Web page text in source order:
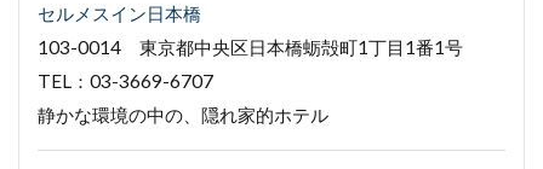
セルメスイン日本橋
103-0014 東京都中央区日本橋蛎殻町1丁目1番1号
TEL：03-3669-6707
静かな環境の中の、隠れ家的ホテル